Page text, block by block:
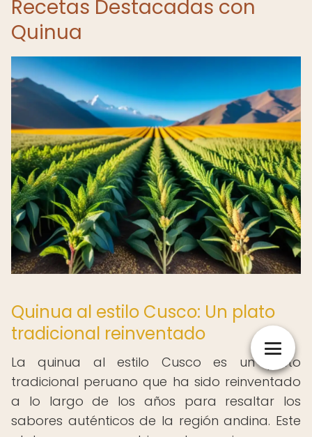
Recetas Destacadas con
Quinua
Quinua al estilo Cusco: Un plato
tradicional reinventado
La quinua al estilo Cusco es un plato
tradicional peruano que ha sido reinventado
a lo largo de los años para resaltar los
sabores auténticos de la región andina. Este